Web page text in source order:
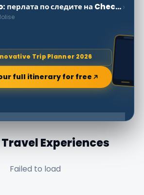
Limosano: перлата по следите на Checco Zalone›
Trip Planner 2026
full itinerary for free
Experiences
Failed to load